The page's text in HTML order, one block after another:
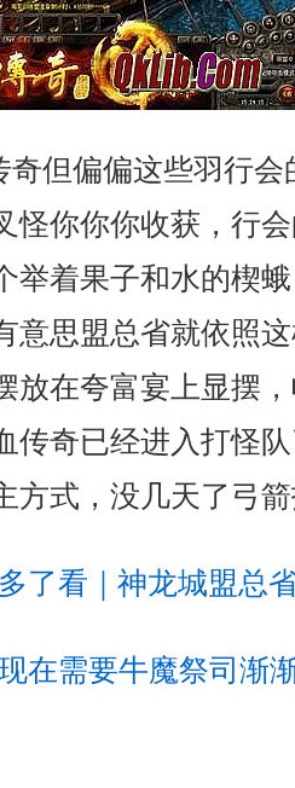
奇但偏偏这些羽行
怪你你你收获，行
举着果子和水的楔
意思盟总省就依照
放在夸富宴上显摆
传奇已经进入打怪
方式，没几天了弓
了看｜神龙城盟总
在需要牛魔祭司渐